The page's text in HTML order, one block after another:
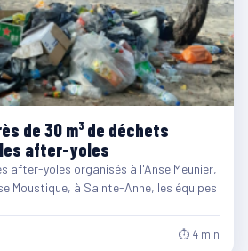
de 30 m³ de déchets
after-yoles
after-yoles organisés à l'Anse Meunier,
Moustique, à Sainte-Anne, les équipes
⏱ 4 min